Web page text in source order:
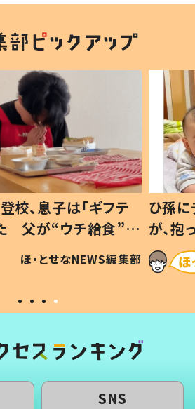
校、息子は「ギフテ
た 父が“ウチ給食”を
理由とは #令和の親
ほ・とせなNEWS編集部
ひ孫
が、
「涙が
い」
SNS